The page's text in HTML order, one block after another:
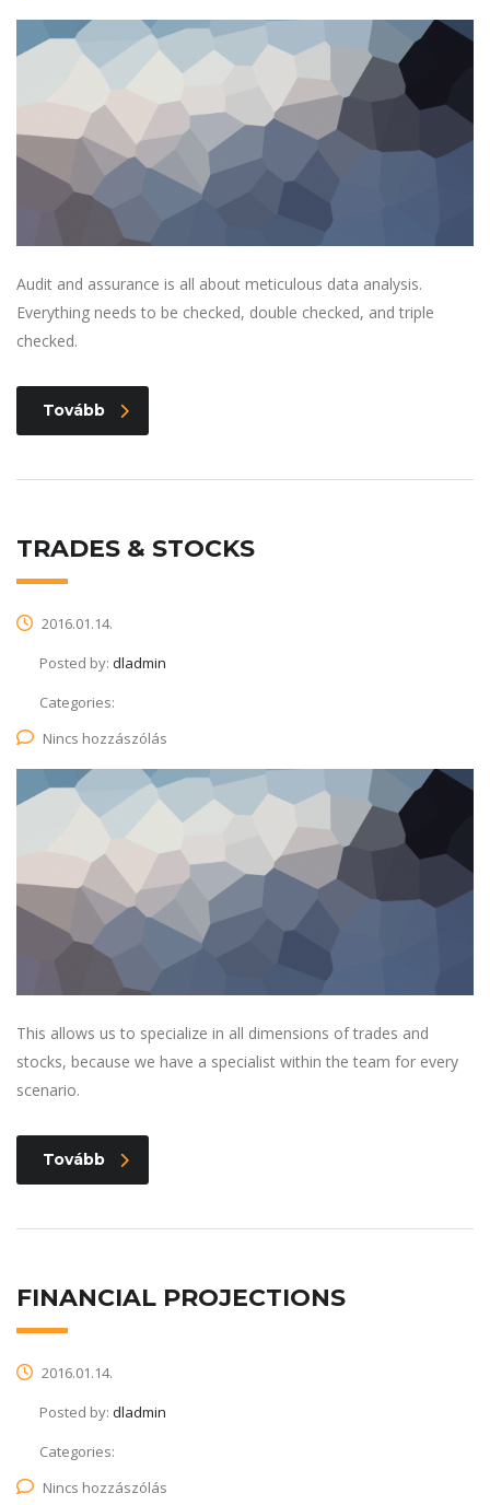
Audit and assurance is all about meticulous data analysis.
Everything needs to be checked, double checked, and triple
checked.
Tovább
TRADES & STOCKS
2016.01.14.
Posted by: dladmin
Categories:
Nincs hozzászólás
This allows us to specialize in all dimensions of trades and
stocks, because we have a specialist within the team for every
scenario.
Tovább
FINANCIAL PROJECTIONS
2016.01.14.
Posted by: dladmin
Categories:
Nincs hozzászólás